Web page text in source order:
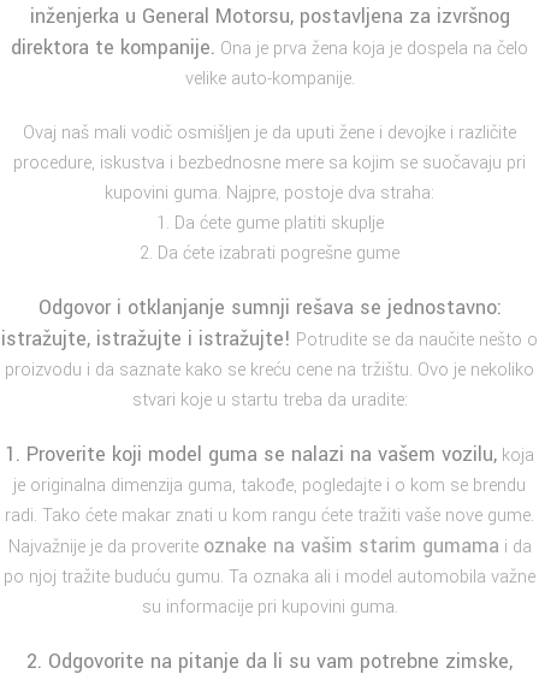
inženjerka u General Motorsu, postavljena za izvršnog
direktora te kompanije. Ona je prva žena koja je dospela na čelo
velike auto-kompanije.
Ovaj naš mali vodič osmišljen je da uputi žene i devojke i različite
procedure, iskustva i bezbednosne mere sa kojim se suočavaju pri
kupovini guma. Najpre, postoje dva straha:
1. Da ćete gume platiti skuplje
2. Da ćete izabrati pogrešne gume
Odgovor i otklanjanje sumnji rešava se jednostavno:
istražujte, istražujte i istražujte! Potrudite se da naučite nešto o
proizvodu i da saznate kako se kreću cene na tržištu. Ovo je nekoliko
stvari koje u startu treba da uradite:
1. Proverite koji model guma se nalazi na vašem vozilu, koja
je originalna dimenzija guma, takođe, pogledajte i o kom se brendu
radi. Tako ćete makar znati u kom rangu ćete tražiti vaše nove gume.
Najvažnije je da proverite oznake na vašim starim gumama i da
po njoj tražite buduću gumu. Ta oznaka ali i model automobila važne
su informacije pri kupovini guma.
2. Odgovorite na pitanje da li su vam potrebne zimske,